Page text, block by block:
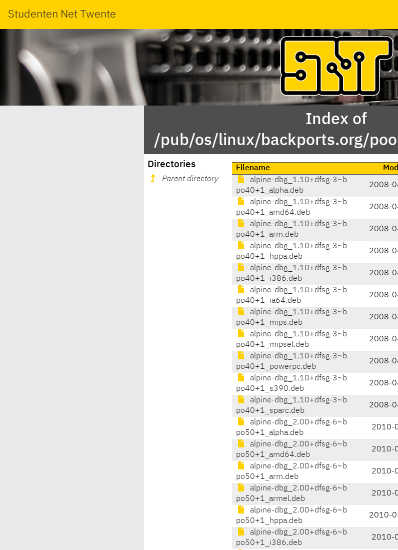
Studenten Net Twente
Index of
/pub/os/linux/backports.org/
Directories
Parent directory
Filename
alpine-dbg_1.10+dfsg-3~b
po40+1_alpha.deb
2008-
alpine-dbg_1.10+dfsg-3~b
po40+1_amd64.deb
2008-
alpine-dbg_1.10+dfsg-3~b
po40+1_arm.deb
2008-
alpine-dbg_1.10+dfsg-3~b
po40+1_hppa.deb
2008-
alpine-dbg_1.10+dfsg-3~b
po40+1_i386.deb
2008-
alpine-dbg_1.10+dfsg-3~b
po40+1_ia64.deb
2008-
alpine-dbg_1.10+dfsg-3~b
po40+1_mips.deb
2008-
alpine-dbg_1.10+dfsg-3~b
po40+1_mipsel.deb
2008-
alpine-dbg_1.10+dfsg-3~b
po40+1_powerpc.deb
2008-
alpine-dbg_1.10+dfsg-3~b
po40+1_s390.deb
2008-
alpine-dbg_1.10+dfsg-3~b
po40+1_sparc.deb
2008-
alpine-dbg_2.00+dfsg-6~b
po50+1_alpha.deb
2010-
alpine-dbg_2.00+dfsg-6~b
po50+1_amd64.deb
2010-
alpine-dbg_2.00+dfsg-6~b
po50+1_arm.deb
2010-
alpine-dbg_2.00+dfsg-6~b
po50+1_armel.deb
2010-
alpine-dbg_2.00+dfsg-6~b
po50+1_hppa.deb
2010-
alpine-dbg_2.00+dfsg-6~b
po50+1_i386.deb
2010-